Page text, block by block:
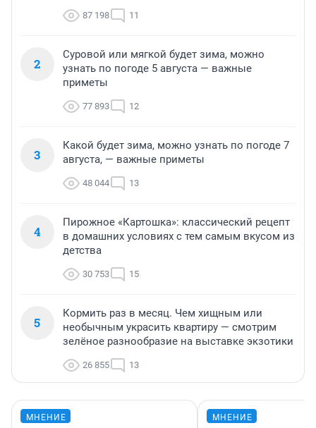
87 198 11
2
Суровой или мягкой будет зима, можно
узнать по погоде 5 августа — важные
приметы
77 893 12
3
Какой будет зима, можно узнать по погоде 7
августа, — важные приметы
48 044 13
4
Пирожное «Картошка»: классический рецепт
в домашних условиях с тем самым вкусом из
детства
30 753 15
5
Кормить раз в месяц. Чем хищным или
необычным украсить квартиру — смотрим
зелёное разнообразие на выставке экзотики
26 855 13
МНЕНИЕ МНЕНИЕ